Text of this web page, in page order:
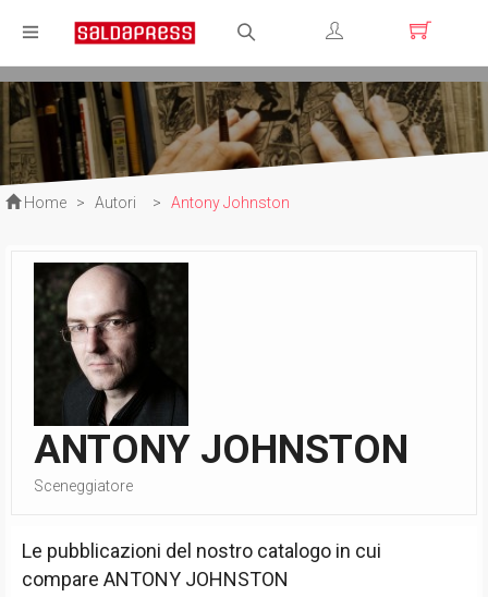
Registrati
Login
Home > Autori > Antony Johnston
ANTONY JOHNSTON
Sceneggiatore
Le pubblicazioni del nostro catalogo in cui
compare ANTONY JOHNSTON